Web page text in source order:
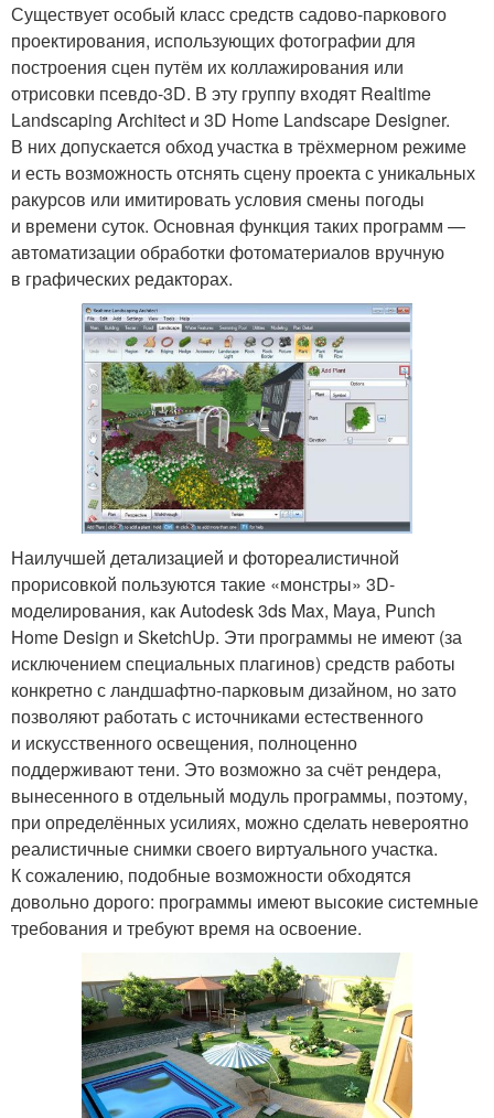
Существует особый класс средств садово-паркового
проектирования, использующих фотографии для
построения сцен путём их коллажирования или
отрисовки псевдо-3D. В эту группу входят Realtime
Landscaping Architect и 3D Home Landscape Designer.
В них допускается обход участка в трёхмерном режиме
и есть возможность отснять сцену проекта с уникальных
ракурсов или имитировать условия смены погоды
и времени суток. Основная функция таких программ —
автоматизации обработки фотоматериалов вручную
в графических редакторах.
Наилучшей детализацией и фотореалистичной
прорисовкой пользуются такие «монстры» 3D-
моделирования, как Autodesk 3ds Max, Maya, Punch
Home Design и SketchUp. Эти программы не имеют (за
исключением специальных плагинов) средств работы
конкретно с ландшафтно-парковым дизайном, но зато
позволяют работать с источниками естественного
и искусственного освещения, полноценно
поддерживают тени. Это возможно за счёт рендера,
вынесенного в отдельный модуль программы, поэтому,
при определённых усилиях, можно сделать невероятно
реалистичные снимки своего виртуального участка.
К сожалению, подобные возможности обходятся
довольно дорого: программы имеют высокие системные
требования и требуют время на освоение.